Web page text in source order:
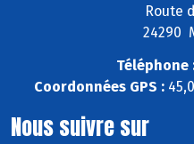
Route
24290
Téléphone
Coordonnées GPS :
Nous suivre sur